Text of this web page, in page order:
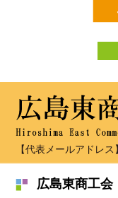
【代表メールアドレス
広島東商工会